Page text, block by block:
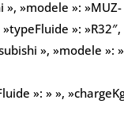
»modele »: »MUZ-
»typeFluide »:
», »modele »:
»: » »,